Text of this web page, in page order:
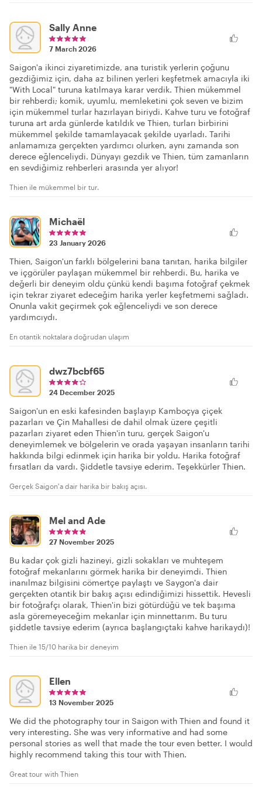
Sally Anne
7 March 2026
Saigon'a ikinci ziyaretimizde, ana turistik yerlerin çoğunu
gezdiğimiz için, daha az bilinen yerleri keşfetmek amacıyla iki
"With Local" turuna katılmaya karar verdik. Thien mükemmel
bir rehberdi; komik, uyumlu, memleketini çok seven ve bizim
için mükemmel turlar hazırlayan biriydi. Kahve turu ve fotoğraf
turuna art arda günlerde katıldık ve Thien, turları birbirini
mükemmel şekilde tamamlayacak şekilde uyarladı. Tarihi
anlamamıza gerçekten yardımcı olurken, aynı zamanda son
derece eğlenceliydi. Dünyayı gezdik ve Thien, tüm zamanların
en sevdiğimiz rehberleri arasında yer alıyor!
Thien ile mükemmel bir tur.
Michaël
23 January 2026
Thien, Saigon'un farklı bölgelerini bana tanıtan, harika bilgiler
ve içgörüler paylaşan mükemmel bir rehberdi. Bu, harika ve
değerli bir deneyim oldu çünkü kendi başıma fotoğraf çekmek
için tekrar ziyaret edeceğim harika yerler keşfetmemi sağladı.
Onunla vakit geçirmek çok eğlenceliydi ve son derece
yardımcıydı.
En otantik noktalara doğrudan ulaşım
dwz7bcbf65
24 December 2025
Saigon'un en eski kafesinden başlayıp Kamboçya çiçek
pazarları ve Çin Mahallesi de dahil olmak üzere çeşitli
pazarları ziyaret eden Thien'in turu, gerçek Saigon'u
deneyimlemek ve bölgelerin ve orada yaşayan insanların tarihi
hakkında bilgi edinmek için harika bir yoldu. Harika fotoğraf
fırsatları da vardı. Şiddetle tavsiye ederim. Teşekkürler Thien.
Gerçek Saigon'a dair harika bir bakış açısı.
Mel and Ade
27 November 2025
Bu kadar çok gizli hazineyi, gizli sokakları ve muhteşem
fotoğraf mekanlarını görmek harika bir deneyimdi. Thien
inanılmaz bilgisini cömertçe paylaştı ve Saygon'a dair
gerçekten otantik bir bakış açısı edindiğimizi hissettik. Hevesli
bir fotoğrafçı olarak, Thien'in bizi götürdüğü ve tek başıma
asla göremeyeceğim mekanlar için minnettarım. Bu turu
şiddetle tavsiye ederim (ayrıca başlangıçtaki kahve harikaydı)!
Thien ile 15/10 harika bir deneyim
Ellen
13 November 2025
We did the photography tour in Saigon with Thien and found it
very interesting. She was very informative and had some
personal stories as well that made the tour even better. I would
highly recommend taking this tour with Thien.
Great tour with Thien